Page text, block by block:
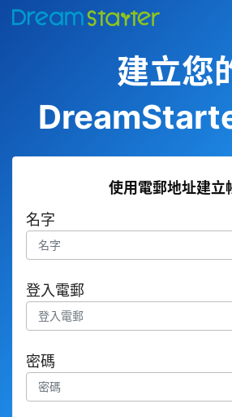
建立您
使用電郵地址建立
名字
登入電郵
密碼